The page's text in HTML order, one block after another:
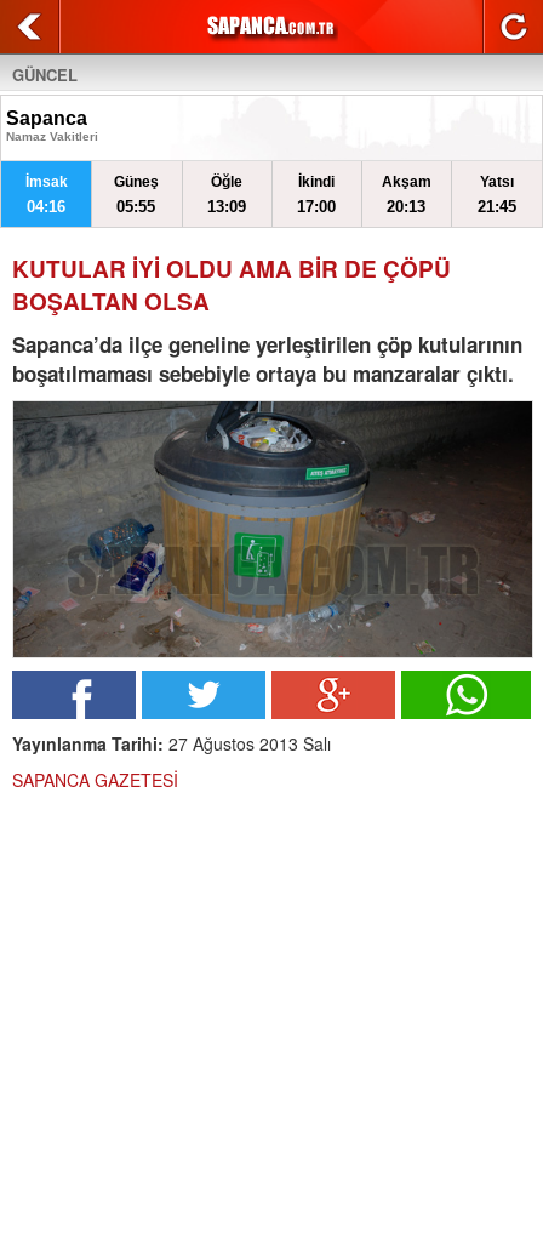
GÜNCEL
Sapanca
Namaz Vakitleri
İmsak
04:16
Güneş
05:55
Öğle
13:09
İkindi
17:00
Akşam
20:13
Yatsı
21:45
KUTULAR İYİ OLDU AMA BİR DE ÇÖPÜ
BOŞALTAN OLSA
Sapanca’da ilçe geneline yerleştirilen çöp kutularının
boşatılmaması sebebiyle ortaya bu manzaralar çıktı.
Yayınlanma Tarihi: 27 Ağustos 2013 Salı
SAPANCA GAZETESİ